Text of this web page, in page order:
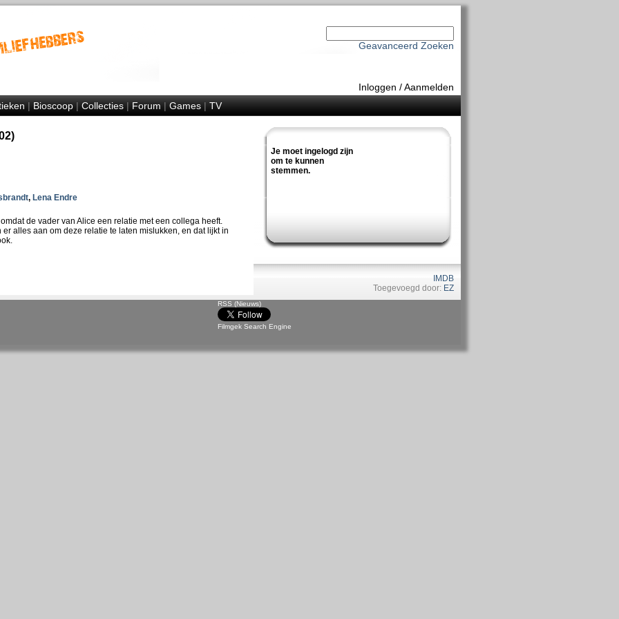
Geavanceerd Zoeken
Inloggen /Aanmelden
|Bioscoop|Collecties|Forum|Games|TV
Je moet ingelogd zijn
om te kunnen
stemmen.
IMDB
Toegevoegd door: EZ
, Lena Endre
de vader van Alice een relatie met een collega heeft.
alles aan om deze relatie te laten mislukken, en dat lijkt in
RSS (Nieuws)
Filmgek Search Engine